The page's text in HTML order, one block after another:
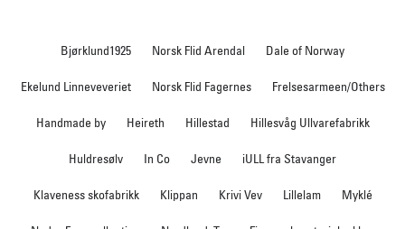
Bjørklund1925 Norsk Flid Arendal Dale of Norway
Ekelund Linneveveriet Norsk Flid Fagernes Frelsesarmeen/Others
Handmade by Heireth Hillestad Hillesvåg Ullvarefabrikk
Huldresølv In Co Jevne iULL fra Stavanger
Klaveness skofabrikk Klippan Krivi Vev Lillelam Myklé